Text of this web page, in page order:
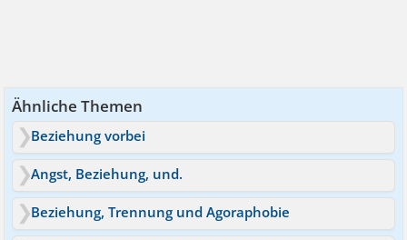
Ähnliche Themen
Beziehung vorbei
Angst, Beziehung, und.
Beziehung, Trennung und Agoraphobie